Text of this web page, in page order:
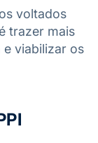
voltados
trazer mais
viabilizar os